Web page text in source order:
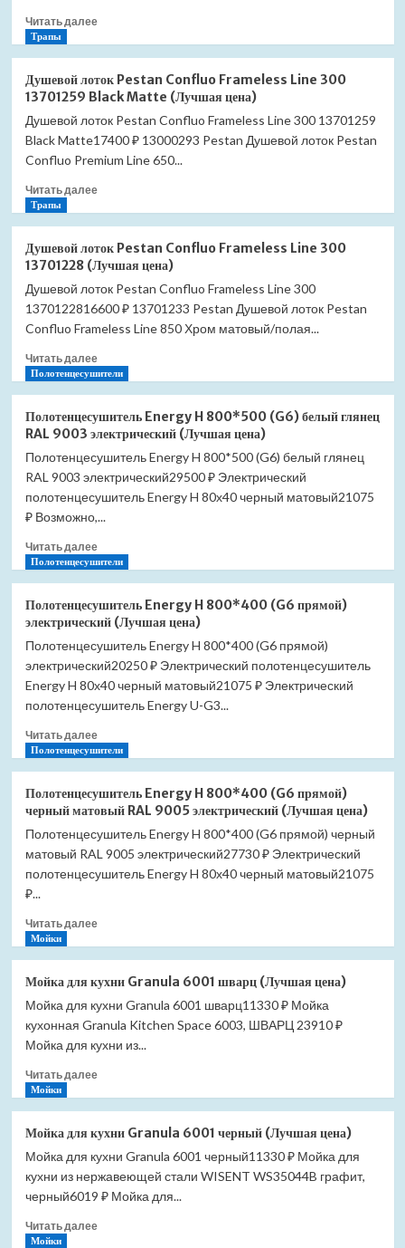
цена)
Читать далееПрочитать
лоток
Pestan
Confluo
Frameless
Line
13701202
Glass
(Лучшая
цена)
Трапы
Душевой лоток Pestan Confluo Frameless Line 300
13701259 Black Matte (Лучшая цена)
Душевой лоток Pestan Confluo Frameless Line 300 13701259
Black Matte17400 ₽ 13000293 Pestan Душевой лоток Pestan
Confluo Premium Line 650...
Читать далееПрочитать
лоток
Pestan
Confluo
Frameless
Line
13701259
Black
Matte
Трапы
Душевой лоток Pestan Confluo Frameless Line 300
13701228 (Лучшая цена)
Душевой лоток Pestan Confluo Frameless Line 300
1370122816600 ₽ 13701233 Pestan Душевой лоток Pestan
Confluo Frameless Line 850 Хром матовый/полая...
Читать далееПрочитать
больше
лоток
Pestan
Confluo
Frameless
Line
(Лучшая
цена)
Полотенцесушители
Полотенцесушитель Energy H 800*500 (G6) белый глянец
RAL 9003 электрический (Лучшая цена)
Полотенцесушитель Energy H 800*500 (G6) белый глянец
RAL 9003 электрический29500 ₽ Электрический
полотенцесушитель Energy H 80х40 черный матовый21075
₽ Возможно,...
Читать далееПрочитать
больше
Energy
H
800*500
(G6)
белый
RAL
9003
электрический
Полотенцесушители
Полотенцесушитель Energy H 800*400 (G6 прямой)
электрический (Лучшая цена)
Полотенцесушитель Energy H 800*400 (G6 прямой)
электрический20250 ₽ Электрический полотенцесушитель
Energy H 80х40 черный матовый21075 ₽ Электрический
полотенцесушитель Energy U-G3...
Читать далееПрочитать
больше
Energy
H
800*400
(G6
прямой)
цена)
Полотенцесушители
Полотенцесушитель Energy H 800*400 (G6 прямой)
черный матовый RAL 9005 электрический (Лучшая цена)
Полотенцесушитель Energy H 800*400 (G6 прямой) черный
матовый RAL 9005 электрический27730 ₽ Электрический
полотенцесушитель Energy H 80х40 черный матовый21075
₽...
Читать далееПрочитать
Полотенцесушитель
Energy
H
800*400
(G6
черный
RAL
электрический
(Лучшая
цена)
Мойки
Мойка для кухни Granula 6001 шварц (Лучшая цена)
Мойка для кухни Granula 6001 шварц11330 ₽ Мойка
кухонная Granula Kitchen Space 6003, ШВАРЦ 23910 ₽
Мойка для кухни из...
Читать далееПрочитать
для
кухни
Granula
6001
(Лучшая
Мойки
Мойка для кухни Granula 6001 черный (Лучшая цена)
Мойка для кухни Granula 6001 черный11330 ₽ Мойка для
кухни из нержавеющей стали WISENT WS35044B графит,
черный6019 ₽ Мойка для...
Читать далееПрочитать
Мойки